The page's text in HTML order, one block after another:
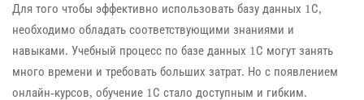
Для того чтобы эффективно использовать базу данных 1С,
необходимо обладать соответствующими знаниями и
навыками. Учебный процесс по базе данных 1С могут занять
много времени и требовать больших затрат. Но с появлением
онлайн-курсов, обучение 1С стало доступным и гибким.